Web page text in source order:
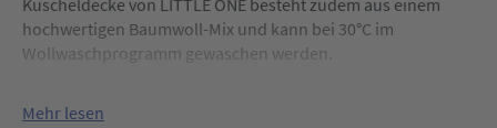
Kuscheldecke von LITTLE ONE besteht zudem aus einem
hochwertigen Baumwoll-Mix und kann bei 30°C im
Wollwaschprogramm gewaschen werden.
Mehr lesen